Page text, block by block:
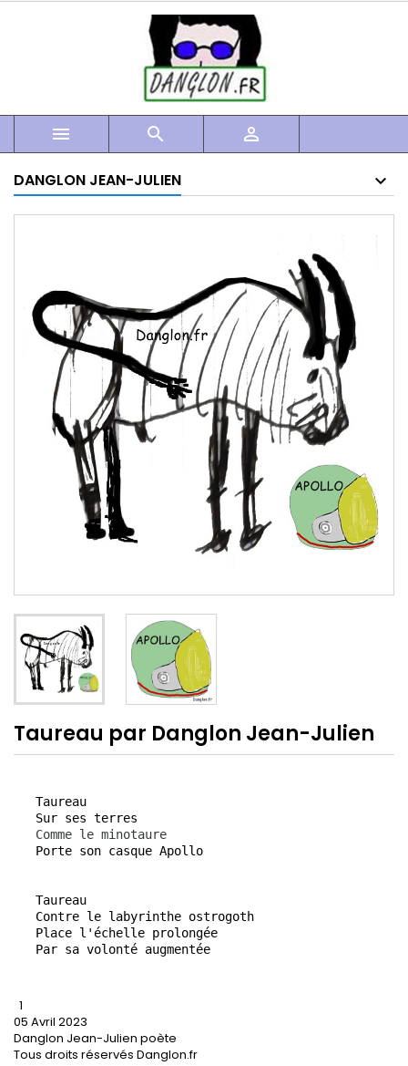
  
DANGLON JEAN-JULIEN
Taureau par Danglon Jean-Julien
   Taureau
   Sur ses terres
   Comme le minotaure
   Porte son casque Apollo
   Taureau
   Contre le labyrinthe ostrogoth
   Place l'échelle prolongée
   Par sa volonté augmentée
1
05 Avril 2023
Danglon Jean-Julien poète
Tous droits réservés Danglon.fr